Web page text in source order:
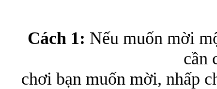
Cách 1: Nếu muốn mời
cần
chơi bạn muốn mời, nhấp